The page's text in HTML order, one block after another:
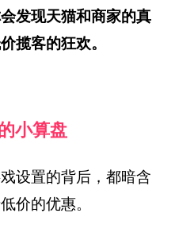
发现天猫和商家的真
揽客的狂欢。
小算盘
设置的背后，都暗含
价的优惠。